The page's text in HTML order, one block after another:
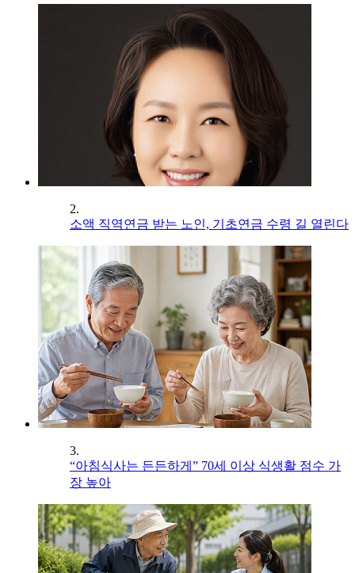
2.
소액 직역연금 받는 노인, 기초연금 수령 길 열린다
3.
“아침식사는 든든하게” 70세 이상 식생활 점수 가
장 높아